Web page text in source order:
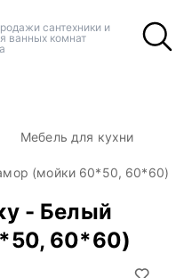
сантехники и
ванных комнат
Мебель для кухни
(мойки 60*50, 60*60)
- Белый
60*60)